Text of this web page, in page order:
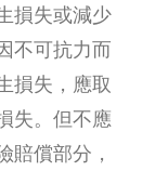
損失或減少
不可抗力而
損失，應取
失。但不應
賠償部分，